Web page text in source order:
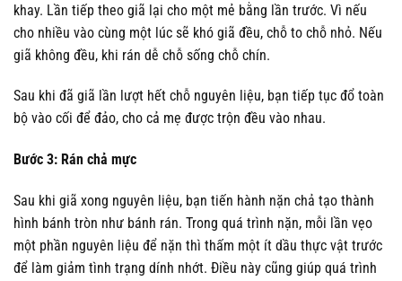
khay. Lần tiếp theo giã lại cho một mẻ bằng lần trước. Vì nếu
cho nhiều vào cùng một lúc sẽ khó giã đều, chỗ to chỗ nhỏ. Nếu
giã không đều, khi rán dễ chỗ sống chỗ chín.
Sau khi đã giã lần lượt hết chỗ nguyên liệu, bạn tiếp tục đổ toàn
bộ vào cối để đảo, cho cả mẹ được trộn đều vào nhau.
Bước 3: Rán chả mực
Sau khi giã xong nguyên liệu, bạn tiến hành nặn chả tạo thành
hình bánh tròn như bánh rán. Trong quá trình nặn, mỗi lần vẹo
một phần nguyên liệu để nặn thì thấm một ít dầu thực vật trước
để làm giảm tình trạng dính nhớt. Điều này cũng giúp quá trình